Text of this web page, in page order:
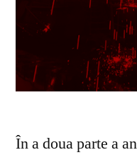
În a doua parte a